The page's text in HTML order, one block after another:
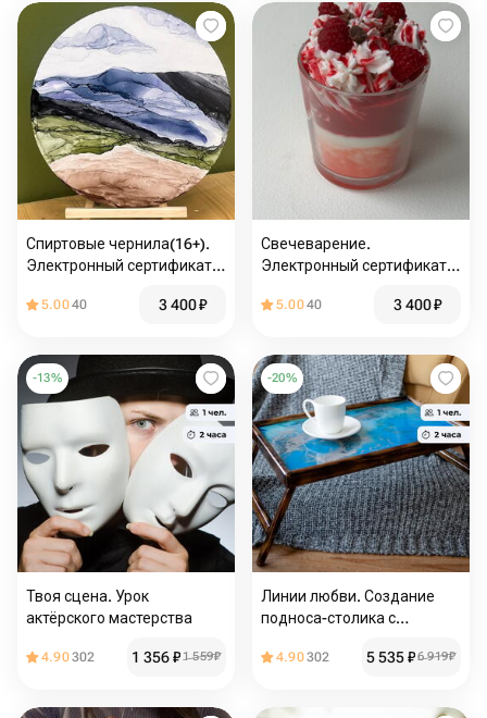
Спиртовые чернила(16+).
Электронный сертификат
5.0040 3 400₽
Свечеварение.
Электронный сертификат
5.0040 3 400₽
-13%
Твоя сцена. Урок
актёрского мастерства
4.90302 1 356₽1 559₽
-20%
Линии любви. Создание
подноса-столика с
4.90302 5 535₽6 919₽